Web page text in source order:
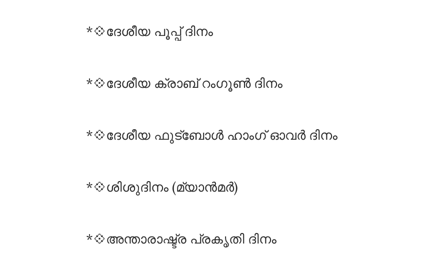
*💠ദേശീയ പൂപ്പ് ദിനം
*💠ദേശീയ ക്രാബ് റംഗൂൺ ദിനം
*💠ദേശീയ ഫുട്ബോൾ ഹാംഗ് ഓവർ ദിനം
*💠ശിശുദിനം (മ്യാൻമർ)
*💠അന്താരാഷ്ട്ര പ്രകൃതി ദിനം